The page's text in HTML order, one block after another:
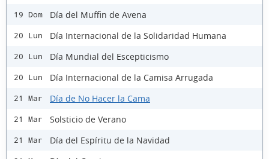
19 Dom Día del Muffin de Avena
20 Lun Día Internacional de la Solidaridad Humana
20 Lun Día Mundial del Escepticismo
20 Lun Día Internacional de la Camisa Arrugada
21 Mar Día de No Hacer la Cama
21 Mar Solsticio de Verano
21 Mar Día del Espíritu de la Navidad